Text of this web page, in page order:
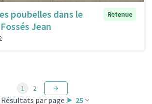
poubelles dans le
Jean
Retenue
Résultats par page : 25
1 2